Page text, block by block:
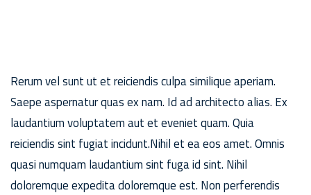
Rerum vel sunt ut et reiciendis culpa similique aperiam.
Saepe aspernatur quas ex nam. Id ad architecto alias. Ex
laudantium voluptatem aut et eveniet quam. Quia
reiciendis sint fugiat incidunt.Nihil et ea eos amet. Omnis
quasi numquam laudantium sint fuga id sint. Nihil
doloremque expedita doloremque est. Non perferendis